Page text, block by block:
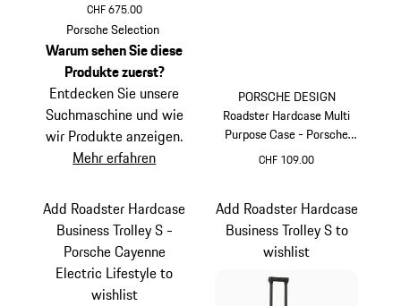
CHF 675.00
mattschwarz
Porsche Selection
Warum sehen Sie diese
Produkte zuerst?
Entdecken Sie unsere
Suchmaschine und wie
wir Produkte anzeigen.
Mehr erfahren
PORSCHE DESIGN
Roadster Hardcase Multi
Purpose Case - Porsche
Cayenne Electric Lifestyle
CHF 109.00
Add Roadster Hardcase
Business Trolley S -
Porsche Cayenne
Electric Lifestyle to
wishlist
Add Roadster Hardcase
Business Trolley S to
wishlist